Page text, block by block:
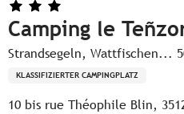
Camping le
Strandsegeln, Wattfischen...
KLASSIFIZIERTER CAMPINGPLATZ
10 bis rue Théophile Blin,